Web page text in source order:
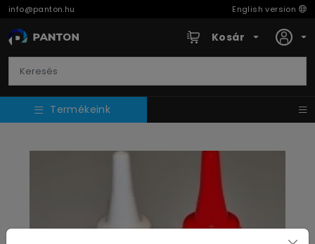
info@panton.hu English version
Kosár
Termékeink